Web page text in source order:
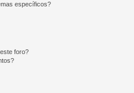
específicos?
foro?